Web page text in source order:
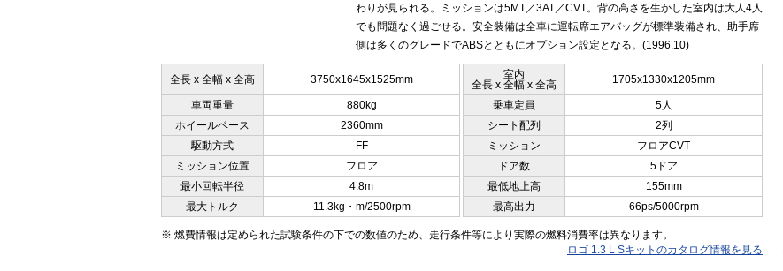
わりが見られる。ミッションは5MT／3AT／CVT。背の高さを生かした室内は大人4人
でも問題なく過ごせる。安全装備は全車に運転席エアバッグが標準装備され、助手席
側は多くのグレードでABSとともにオプション設定となる。(1996.10)
全長 x 全幅 x 全高 3750x1645x1525mm
室内
全長 x 全幅 x 全高
1705x1330x1205mm
車両重量 880kg 乗車定員
5人
ホイールベース
2360mm シート配列
2列
駆動方式
FF ミッション
フロアCVT
ミッション位置
フロア ドア数
5ドア
最小回転半径
4.8m 最低地上高
155mm
最大トルク
11.3kg・m/2500rpm 最高出力 66ps/5000rpm
※ 燃費情報は定められた試験条件の下での数値のため、走行条件等により実際の燃料消費率は異なります。
ロゴ 1.3 L Sキットのカタログ情報を見る